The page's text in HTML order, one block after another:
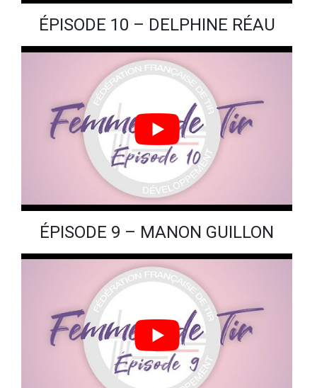
ÉPISODE 10 – DELPHINE RÉAU
ÉPISODE 9 – MANON GUILLON